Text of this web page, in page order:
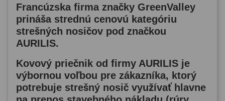
Francúzska firma značky GreenValley
prináša strednú cenovú kategóriu
strešných nosičov pod značkou
AURILIS.
Kovový priečnik od firmy AURILIS je
výbornou voľbou pre zákazníka, ktorý
potrebuje strešný nosič využívať hlavne